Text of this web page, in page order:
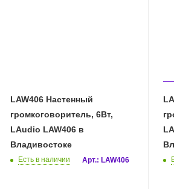
LAW406 Настенный
громкоговоритель, 6Вт,
LAudio LAW406 в
Владивостоке
Есть в наличии Арт.: LAW406